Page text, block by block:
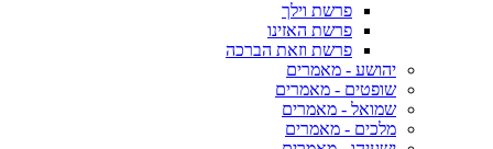
פרשת וילך
פרשת האזינו
פרשת וזאת הברכה
יהושע - מאמרים
שופטים - מאמרים
שמואל - מאמרים
מלכים - מאמרים